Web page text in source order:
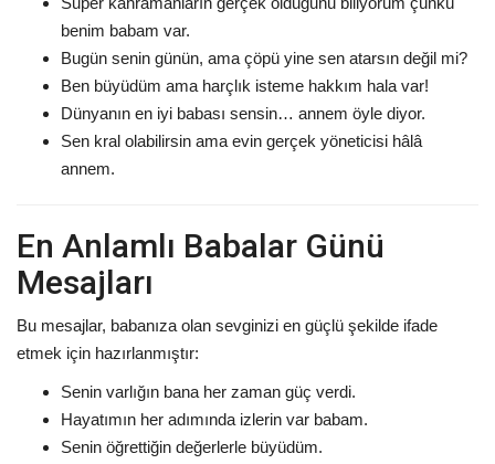
benim babam var.
Bugün senin günün, ama çöpü yine sen atarsın değil mi?
Ben büyüdüm ama harçlık isteme hakkım hala var!
Dünyanın en iyi babası sensin… annem öyle diyor.
Sen kral olabilirsin ama evin gerçek yöneticisi hâlâ
annem.
En Anlamlı Babalar Günü
Mesajları
Bu mesajlar, babanıza olan sevginizi en güçlü şekilde ifade
etmek için hazırlanmıştır:
Senin varlığın bana her zaman güç verdi.
Hayatımın her adımında izlerin var babam.
Senin öğrettiğin değerlerle büyüdüm.